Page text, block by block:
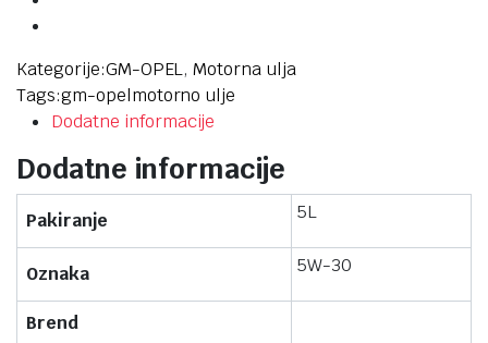
Kategorije:GM-OPEL,Motorna ulja
Tags:gm-opelmotorno ulje
Dodatne informacije
Dodatne informacije
Pakiranje 5L
Oznaka 5W-30
Brend